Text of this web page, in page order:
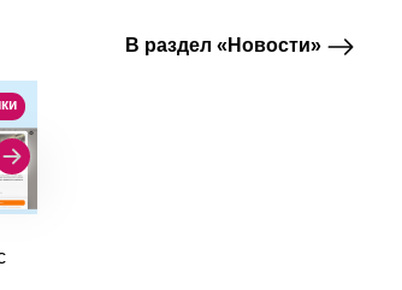
В раздел «Новости»